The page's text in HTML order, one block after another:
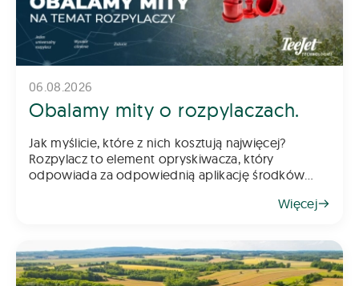
06.08.2026
Obalamy mity o rozpylaczach.
Jak myślicie, które z nich kosztują najwięcej?
Rozpylacz to element opryskiwacza, który
odpowiada za odpowiednią aplikację środków
Więcej